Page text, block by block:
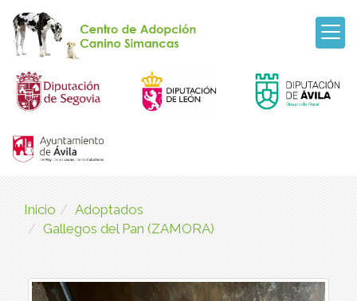
Inicio
Adoptados
Gallegos del Pan (ZAMORA)